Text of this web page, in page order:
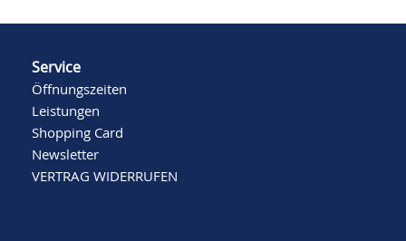
Service
Öffnungszeiten
Leistungen
Shopping Card
Newsletter
VERTRAG WIDERRUFEN